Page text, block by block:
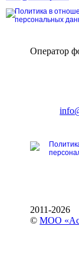
Политика в
персональных
Оператор
E-mail:
2011-2026
©МОО